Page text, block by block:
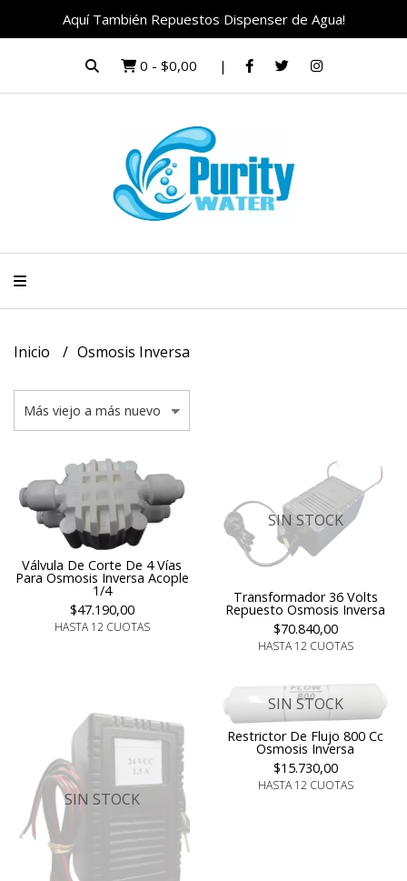
Aquí También Repuestos Dispenser de Agua!
0 - $0,00
Inicio Osmosis Inversa
Válvula De Corte De 4 Vías
Para Osmosis Inversa Acople
1/4
$47.190,00
HASTA 12 CUOTAS
SIN STOCK
Transformador 36 Volts
Repuesto Osmosis Inversa
$70.840,00
HASTA 12 CUOTAS
SIN STOCK
SIN STOCK
Restrictor De Flujo 800 Cc
Osmosis Inversa
$15.730,00
HASTA 12 CUOTAS